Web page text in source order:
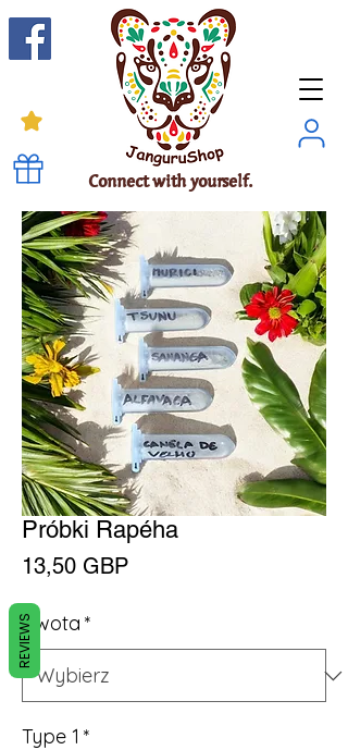
Connect with yourself.
Próbki Rapéha
13,50 GBPCena
Kwota *
Type 1 *
REVIEWS